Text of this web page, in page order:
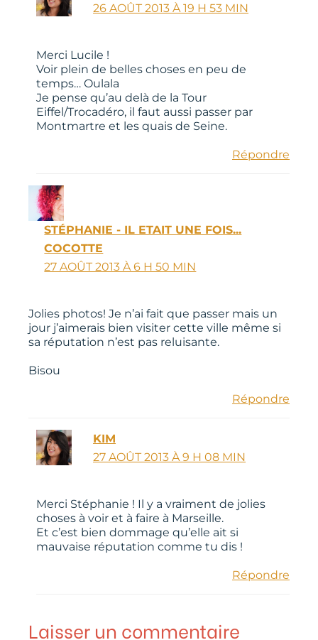
26 AOÛT 2013 À 19 H 53 MIN
Merci Lucile !
Voir plein de belles choses en peu de
temps… Oulala
Je pense qu’au delà de la Tour
Eiffel/Trocadéro, il faut aussi passer par
Montmartre et les quais de Seine.
Répondre
STÉPHANIE - IL ETAIT UNE FOIS...
COCOTTE
27 AOÛT 2013 À 6 H 50 MIN
Jolies photos! Je n’ai fait que passer mais un
jour j’aimerais bien visiter cette ville même si
sa réputation n’est pas reluisante.
Bisou
Répondre
KIM
27 AOÛT 2013 À 9 H 08 MIN
Merci Stéphanie ! Il y a vraiment de jolies
choses à voir et à faire à Marseille.
Et c’est bien dommage qu’elle ait si
mauvaise réputation comme tu dis !
Répondre
Laisser un commentaire